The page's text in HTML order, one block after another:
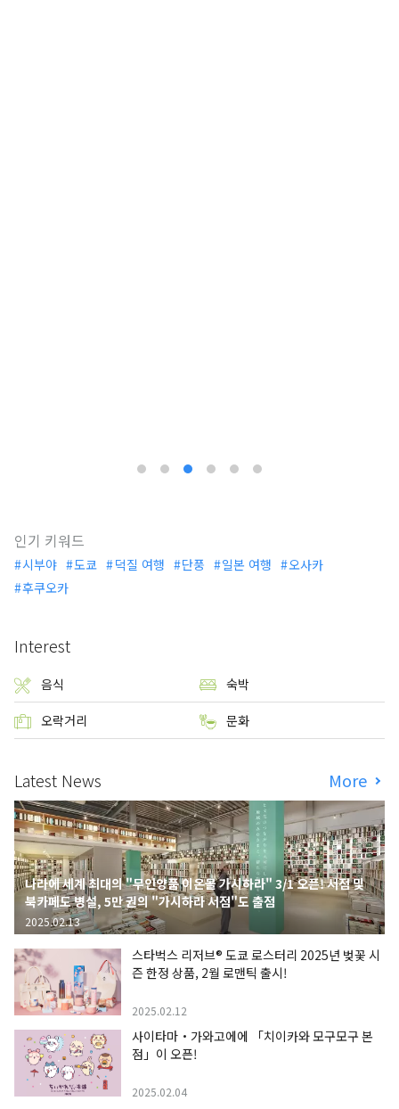
인기 키워드
시부야 도쿄 덕질 여행 단풍 일본 여행
오사카
후쿠오카
Interest
음식 숙박
오락거리 문화
Latest News More
나라에 세계 최대의 "무인양품 이온몰 가시하라" 3/1 오픈! 서점 및
북카페도 병설, 5만 권의 "가시하라 서점"도 출점
2025.02.13
스타벅스 리저브® 도쿄 로스터리 2025년 벚꽃 시
즌 한정 상품, 2월 로맨틱 출시!
2025.02.12
사이타마・가와고에에 「치이카와 모구모구 본
점」이 오픈!
2025.02.04